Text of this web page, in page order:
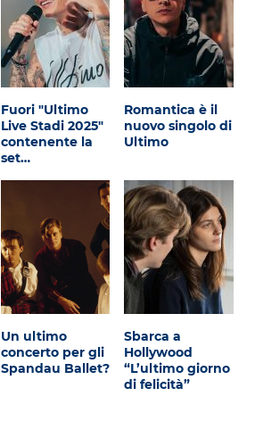
Fuori "Ultimo
Live Stadi 2025"
contenente la
set…
Romantica è il
nuovo singolo di
Ultimo
Un ultimo
concerto per gli
Spandau Ballet?
Sbarca a
Hollywood
“L’ultimo giorno
di felicità”